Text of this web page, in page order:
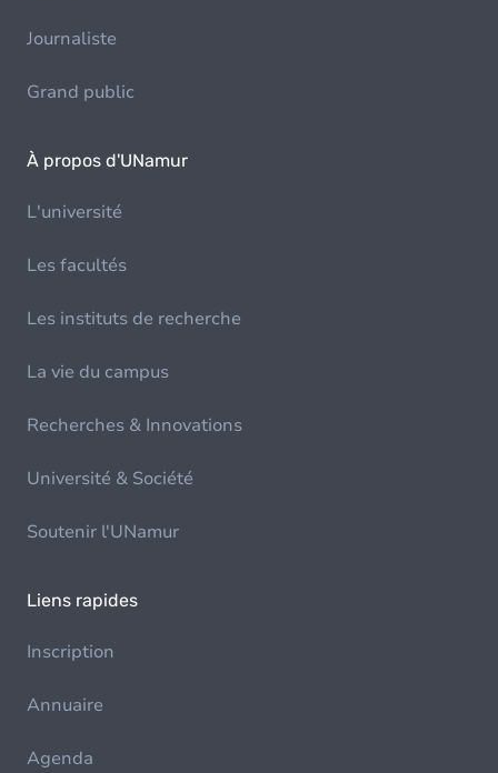
Journaliste
Grand public
À propos d'UNamur
L'université
Les facultés
Les instituts de recherche
La vie du campus
Recherches & Innovations
Université & Société
Soutenir l'UNamur
Liens rapides
Inscription
Annuaire
Agenda